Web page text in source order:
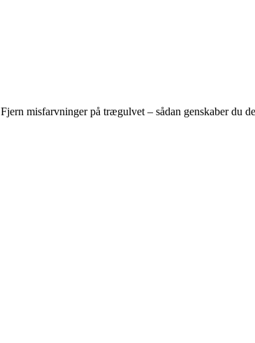
Fjern misfarvninger på trægulvet – sådan genskaber du